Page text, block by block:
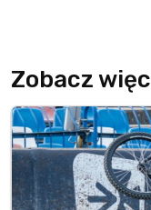
Zobacz